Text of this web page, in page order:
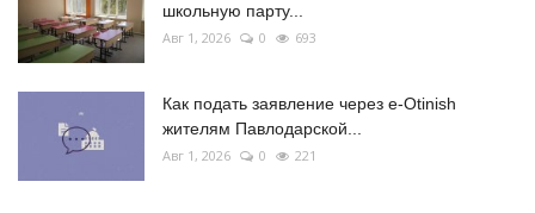
школьную парту...
Авг 1, 2026 0 693
Как подать заявление через e-Otinish
жителям Павлодарской...
Авг 1, 2026 0 221